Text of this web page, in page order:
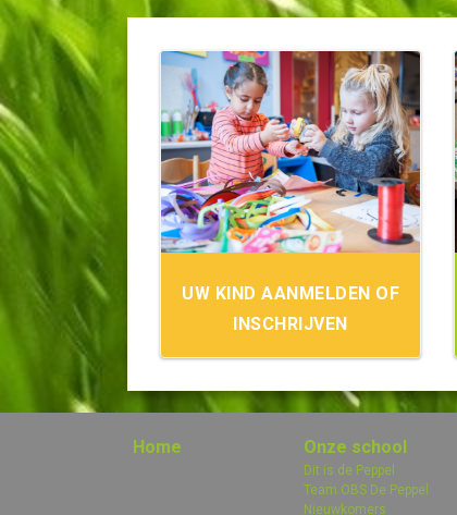
UW KIND AANMELDEN OF
INSCHRIJVEN
Home Onze school
Dit is de Peppel
Team OBS De Peppel
Nieuwkomers